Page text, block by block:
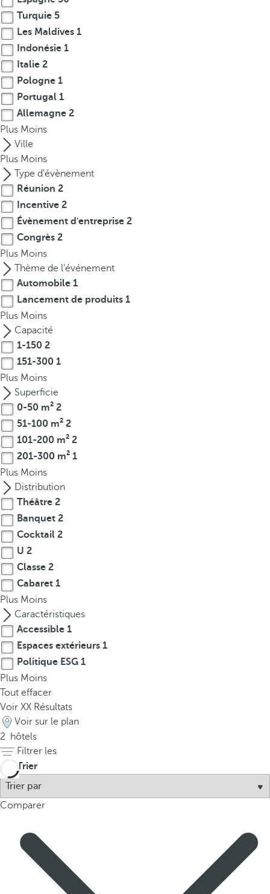
r
o
w
k
e
y
o
n
a
v
g
a
t
e
t
o
t
h
f
r
s
t
o
p
t
i
o
n
o
n
h
e
p
o
p
u
p
.
Turquie 5
Les Maldives 1
Indonésie 1
Italie 2
Pologne 1
Portugal 1
Allemagne 2
Plus Moins
Ville
Plus Moins
Type d'évènement
Réunion 2
Incentive 2
Évènement d'entreprise 2
Congrès 2
Plus Moins
Thème de l'événement
Automobile 1
Lancement de produits 1
Plus Moins
Capacité
1-150 2
151-300 1
Plus Moins
Superficie
0-50 m² 2
51-100 m² 2
101-200 m² 2
201-300 m² 1
Plus Moins
Distribution
Théâtre 2
Banquet 2
Cocktail 2
U 2
Classe 2
Cabaret 1
Plus Moins
Caractéristiques
Accessible 1
Espaces extérieurs 1
Politique ESG 1
Plus Moins
Tout effacer
Voir XX Résultats
Voir sur le plan
2
hôtels
Filtrer les
Trier
Comparer